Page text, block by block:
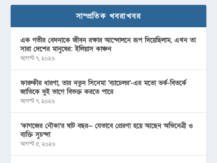
সাম্প্রতিক খবরাখবর
এক গভীর বেদনাকে জীবন রক্ষার আন্দোলনে রূপ দিয়েছিলাম, এখন তা
সারা দেশের মানুষের: ইলিয়াস কাঞ্চন
আগস্ট ৭, ২০২৬
ফারুকীর ধারণা, তার নতুন সিনেমা ‘ব্যাচেলর’-এর মতো তর্ক-বিতর্কে
জাতিকে দুই ভাগে বিভক্ত করতে পারে
আগস্ট ৭, ২০২৬
‘কাগজের নৌকা’র ষাট বছর— যেভাবে প্রেরণা হয়ে আছেন অভিনেত্রী ও
ব্যক্তি সুচন্দা
আগস্ট ৫, ২০২৬